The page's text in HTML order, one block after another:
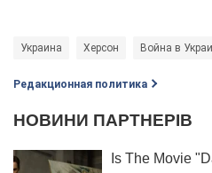
Украина Херсон Война в
Редакционная политика